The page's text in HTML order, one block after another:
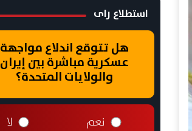
استطلاع راى
هل تتوقع اندلاع مواجهة
عسكرية مباشرة بين إيران
والولايات المتحدة؟
نعم لا